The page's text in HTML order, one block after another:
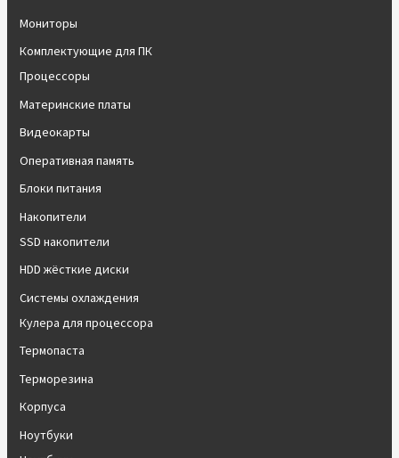
Мониторы
Комплектующие для ПК
Процессоры
Материнские платы
Видеокарты
Оперативная память
Блоки питания
Накопители
SSD накопители
HDD жёсткие диски
Системы охлаждения
Кулера для процессора
Термопаста
Терморезина
Корпуса
Ноутбуки